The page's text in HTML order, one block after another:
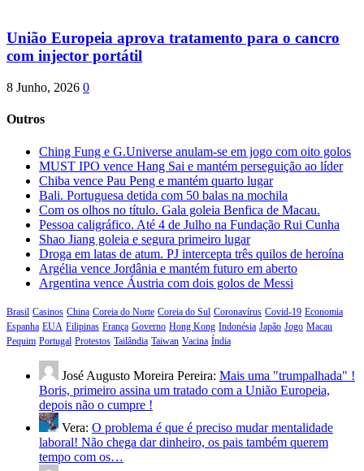
União Europeia aprova tratamento para o cancro
com injector portátil
8 Junho, 2026 0
Outros
Ching Fung e G.Universe anulam-se em jogo com oito golos
MUST IPO vence Hang Sai e mantém perseguição ao líder
Chiba vence Pau Peng e mantém quarto lugar
Bali. Portuguesa detida com 50 balas na mochila
Com os olhos no título. Gala goleia Benfica de Macau.
Pessoa caligráfico. Até 4 de Julho na Fundação Rui Cunha
Shao Jiang goleia e segura primeiro lugar
Droga em latas de atum. PJ intercepta três quilos de heroína
Argélia vence Jordânia e mantém futuro em aberto
Argentina vence Áustria com dois golos de Messi
Brasil Casinos China Coreia do Norte Coreia do Sul Coronavírus Covid-19 Economia
Espanha EUA Filipinas França Governo Hong Kong Indonésia Japão Jogo Macau
Pequim Portugal Protestos Tailândia Taiwan Vacina Índia
José Augusto Moreira Pereira: Mais uma "trumpalhada" !
Boris, primeiro assina um tratado com a União Europeia,
depois não o cumpre !
Vera: O problema é que é preciso mudar mentalidade
laboral! Não chega dar dinheiro, os pais também querem
tempo com os…